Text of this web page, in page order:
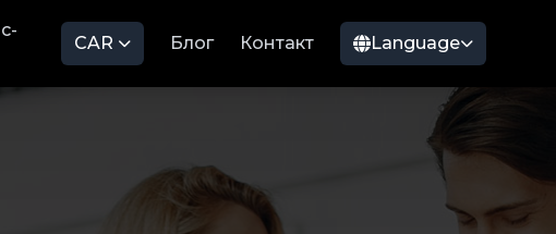
CAR Блог Контакт Language